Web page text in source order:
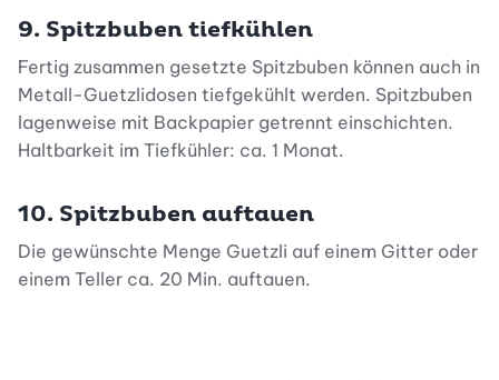
9. Spitzbuben tiefkühlen
Fertig zusammen gesetzte Spitzbuben können auch in
Metall-Guetzlidosen tiefgekühlt werden. Spitzbuben
lagenweise mit Backpapier getrennt einschichten.
Haltbarkeit im Tiefkühler: ca. 1 Monat.
10. Spitzbuben auftauen
Die gewünschte Menge Guetzli auf einem Gitter oder
einem Teller ca. 20 Min. auftauen.